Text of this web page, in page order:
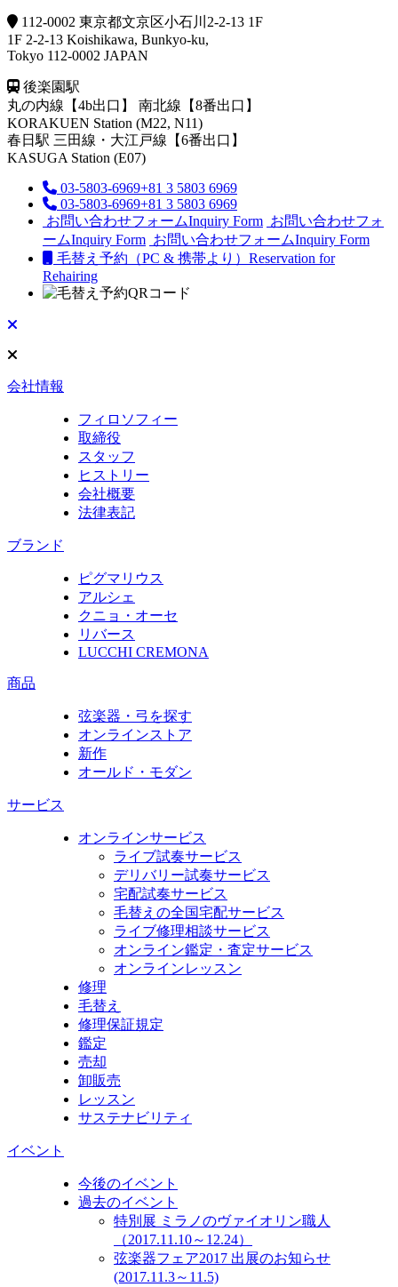
112-0002 東京都文京区小石川2-2-13 1F
1F 2-2-13 Koishikawa, Bunkyo-ku,
Tokyo 112-0002 JAPAN
後楽園駅
丸の内線【4b出口】 南北線【8番出口】
KORAKUEN Station (M22, N11)
春日駅 三田線・大江戸線【6番出口】
KASUGA Station (E07)
03-5803-6969+81 3 5803 6969
03-5803-6969+81 3 5803 6969
お問い合わせフォームInquiry Form お問い合わせフォ
ームInquiry Form お問い合わせフォームInquiry Form
毛替え予約（PC & 携帯より） Reservation for
Rehairing
会社情報
フィロソフィー
取締役
スタッフ
ヒストリー
会社概要
法律表記
ブランド
ピグマリウス
アルシェ
クニョ・オーセ
リバース
LUCCHI CREMONA
商品
弦楽器・弓を探す
オンラインストア
新作
オールド・モダン
サービス
オンラインサービス
ライブ試奏サービス
デリバリー試奏サービス
宅配試奏サービス
毛替えの全国宅配サービス
ライブ修理相談サービス
オンライン鑑定・査定サービス
オンラインレッスン
修理
毛替え
修理保証規定
鑑定
売却
卸販売
レッスン
サステナビリティ
イベント
今後のイベント
過去のイベント
特別展 ミラノのヴァイオリン職人
（2017.11.10～12.24）
弦楽器フェア2017 出展のお知らせ
(2017.11.3～11.5)